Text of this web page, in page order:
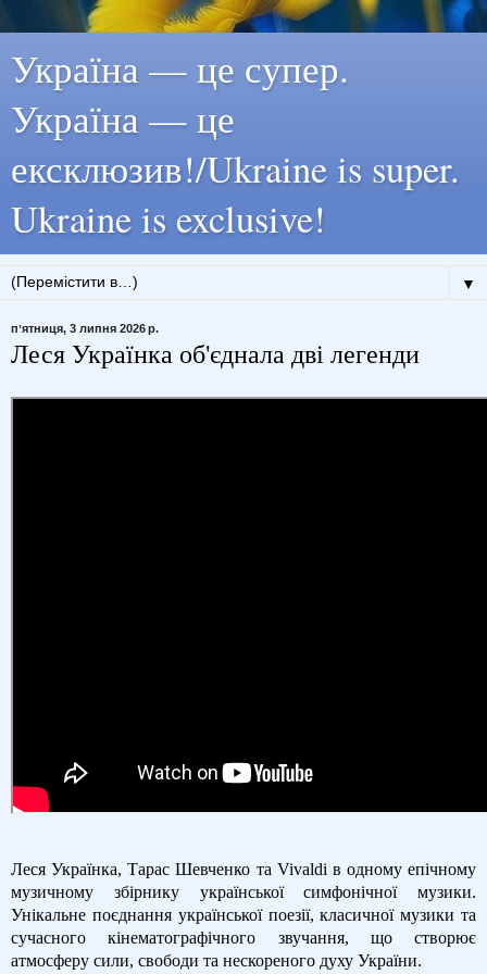
Україна — це супер.
Україна — це
ексклюзив!/Ukraine is super.
Ukraine is exclusive!
▼
пʼятниця, 3 липня 2026 р.
Леся Українка об'єднала дві легенди
Леся Українка, Тарас Шевченко та Vivaldi в одному епічному
музичному збірнику української симфонічної музики.
Унікальне поєднання української поезії, класичної музики та
сучасного кінематографічного звучання, що створює
атмосферу сили, свободи та нескореного духу України.